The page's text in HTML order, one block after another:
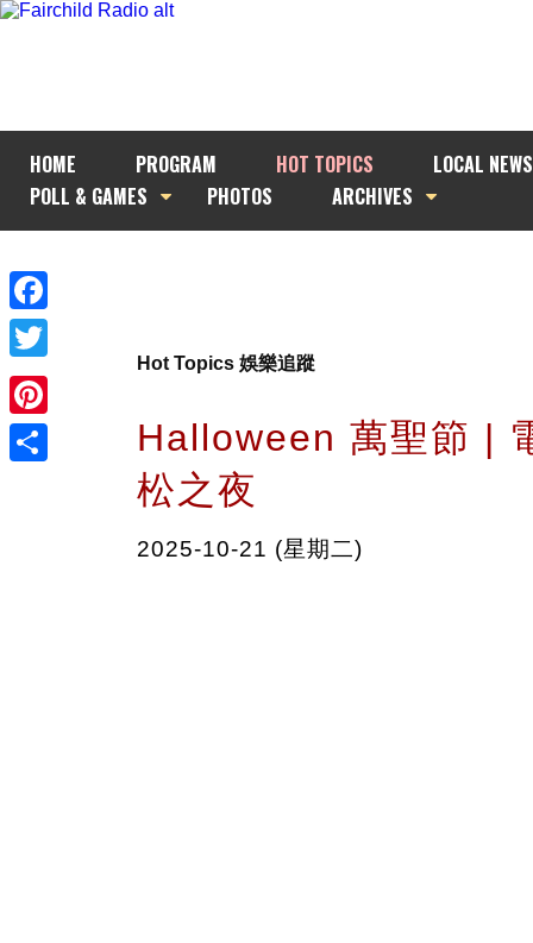
HOME PROGRAM HOT TOPICS
LOCAL NEWS
POLL & GAMES
PHOTOS ARCHIVES
Facebook
Twitter
Pinterest
Hot Topics 娛樂追蹤
Halloween 萬聖節 |
松之夜
2025-10-21 (星期二)